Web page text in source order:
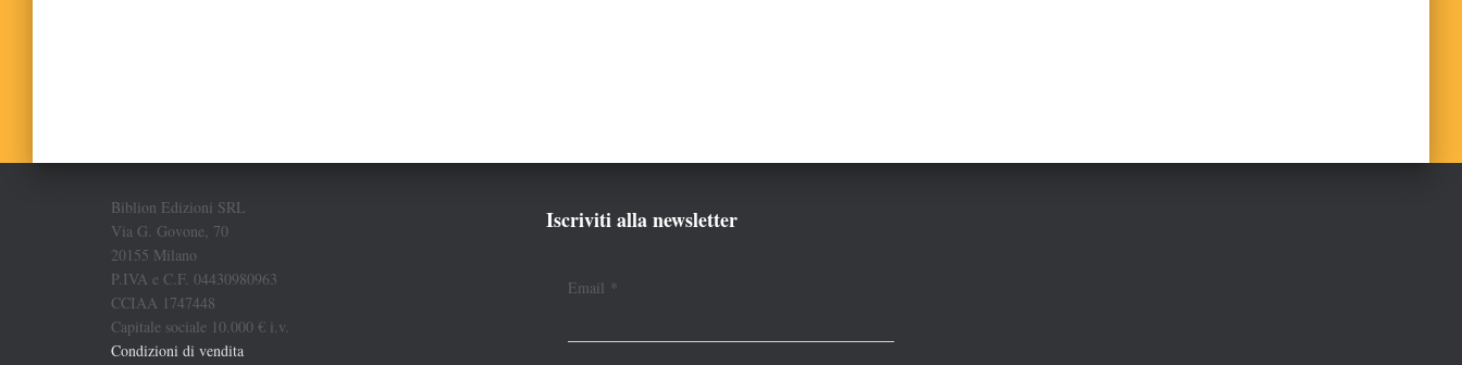
Biblion Edizioni SRL
Via G. Govone, 70
20155 Milano
P.IVA e C.F. 04430980963
CCIAA 1747448
Capitale sociale 10.000 € i.v.
Condizioni di vendita
Iscriviti alla newsletter
Email *